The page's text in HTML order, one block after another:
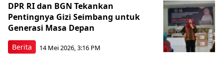
Berita
DPR RI dan BGN Tekankan
Pentingnya Gizi Seimbang untuk
Generasi Masa Depan
14 Mei 2026, 3:16 PM